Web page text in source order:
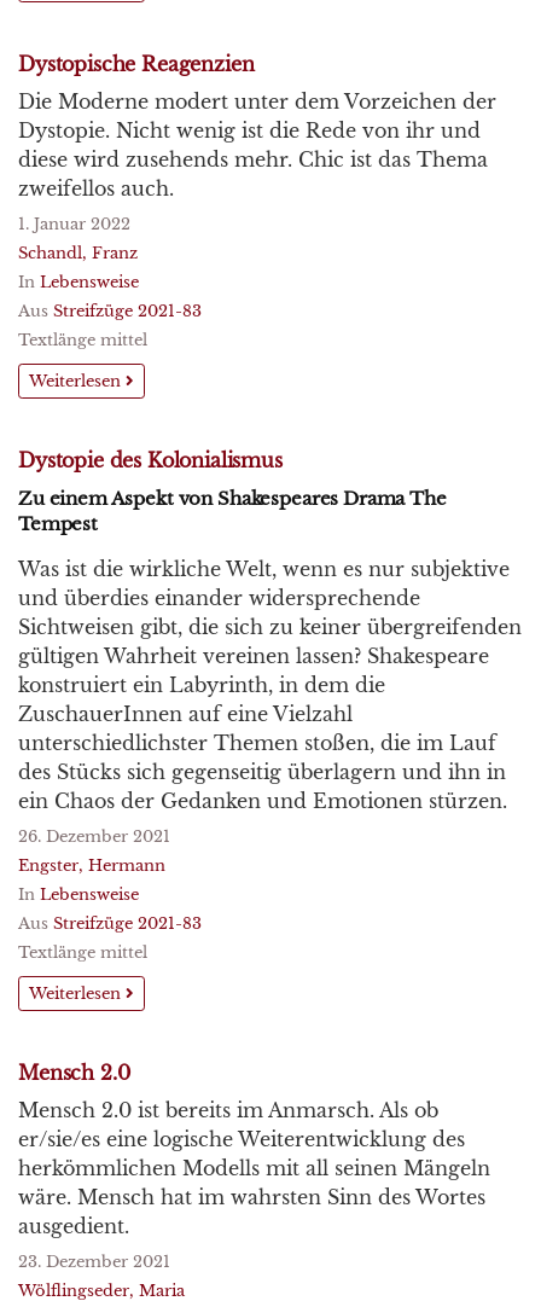
Dystopische Reagenzien
Die Moderne modert unter dem Vorzeichen der
Dystopie. Nicht wenig ist die Rede von ihr und
diese wird zusehends mehr. Chic ist das Thema
zweifellos auch.
1. Januar 2022
Schandl, Franz
In Lebensweise
Aus Streifzüge 2021-83
Textlänge mittel
Weiterlesen
Dystopie des Kolonialismus
Zu einem Aspekt von Shakespeares Drama The
Tempest
Was ist die wirkliche Welt, wenn es nur subjektive
und überdies einander widersprechende
Sichtweisen gibt, die sich zu keiner übergreifenden
gültigen Wahrheit vereinen lassen? Shakespeare
konstruiert ein Labyrinth, in dem die
ZuschauerInnen auf eine Vielzahl
unterschiedlichster Themen stoßen, die im Lauf
des Stücks sich gegenseitig überlagern und ihn in
ein Chaos der Gedanken und Emotionen stürzen.
26. Dezember 2021
Engster, Hermann
In Lebensweise
Aus Streifzüge 2021-83
Textlänge mittel
Weiterlesen
Mensch 2.0
Mensch 2.0 ist bereits im Anmarsch. Als ob
er/sie/es eine logische Weiterentwicklung des
herkömmlichen Modells mit all seinen Mängeln
wäre. Mensch hat im wahrsten Sinn des Wortes
ausgedient.
23. Dezember 2021
Wölflingseder, Maria